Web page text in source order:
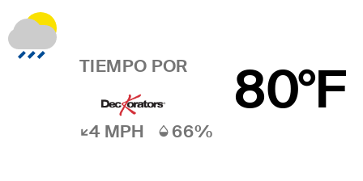
TIEMPO POR
4 MPH 66%
80°F